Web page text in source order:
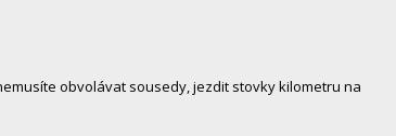
obvolávat sousedy, jezdit stovky kilometru na